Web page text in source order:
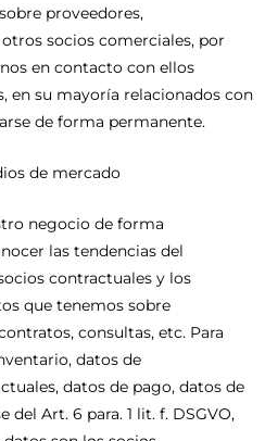
proveedores,
socios comerciales, por
en contacto con ellos
en su mayoría relacionados con
de forma permanente.
de mercado
negocio de forma
las tendencias del
contractuales y los
que tenemos sobre
consultas, etc. Para
datos de
datos de pago, datos de
del Art. 6 para. 1 lit. f. DSGVO,